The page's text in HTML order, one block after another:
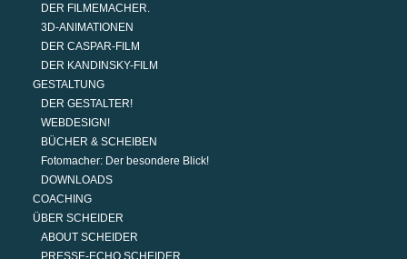
DER FILMEMACHER.
3D-ANIMATIONEN
DER CASPAR-FILM
DER KANDINSKY-FILM
GESTALTUNG
DER GESTALTER!
WEBDESIGN!
BÜCHER & SCHEIBEN
Fotomacher: Der besondere Blick!
DOWNLOADS
COACHING
ÜBER SCHEIDER
ABOUT SCHEIDER
PRESSE-ECHO SCHEIDER